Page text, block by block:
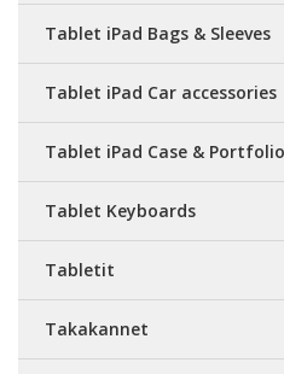
Tablet iPad Bags & Sleeves
Tablet iPad Car accessories
Tablet iPad Case & Portfolio
Tablet Keyboards
Tabletit
Takakannet